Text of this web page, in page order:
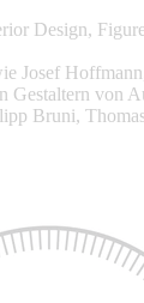
Design,
Josef
Gestaltern von
Bruni,